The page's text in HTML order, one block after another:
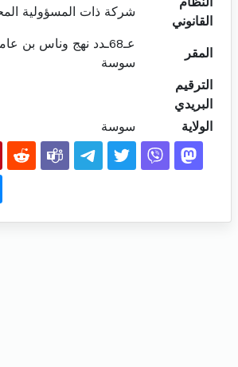
القانوني
شركة ذات المسؤولية
المقر
عـ68ـدد نهج وناس بن
سوسة
الترقيم
البريدي
الولاية
سوسة